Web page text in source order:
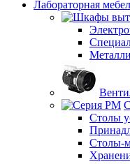
Лабораторная
Столы
Столы-